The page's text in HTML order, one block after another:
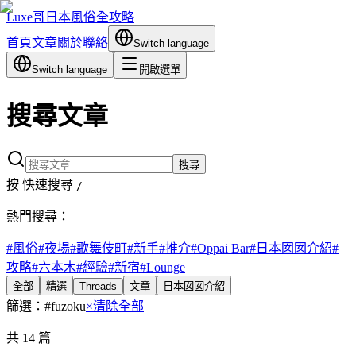
Luxe哥日本風俗全攻略
首頁文章關於聯絡 Switch language
Switch language 開啟選單
搜尋文章
搜尋
按 快速搜尋 /
熱門搜尋：
#風俗#夜場#歌舞伎町#新手#推介#Oppai Bar# 日本囡囡介紹#
攻略#六本木#經驗#新宿#Lounge
全部 精選 Threads 文章 日本囡囡介紹
篩選： #fuzoku×清除全部
共 14 篇